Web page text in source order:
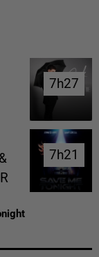
7h27
7h27
7h21
7h21